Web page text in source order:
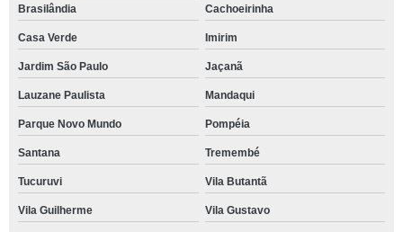
Brasilândia
Cachoeirinha
Casa Verde Imirim
Jardim São Paulo Jaçanã
Lauzane Paulista Mandaqui
Parque Novo Mundo Pompéia
Santana Tremembé
Tucuruvi Vila Butantã
Vila Guilherme Vila Gustavo